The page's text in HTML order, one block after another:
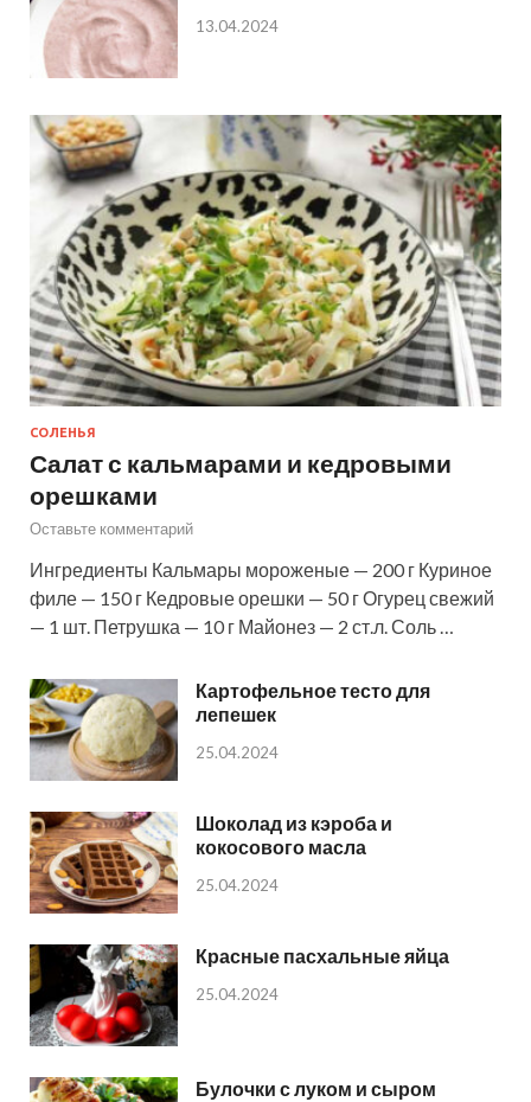
13.04.2024
СОЛЕНЬЯ
Салат с кальмарами и кедровыми
орешками
Оставьте комментарий
Ингредиенты Кальмары мороженые — 200 г Куриное
филе — 150 г Кедровые орешки — 50 г Огурец свежий
— 1 шт. Петрушка — 10 г Майонез — 2 ст.л. Соль …
Картофельное тесто для
лепешек
25.04.2024
Шоколад из кэроба и
кокосового масла
25.04.2024
Красные пасхальные яйца
25.04.2024
Булочки с луком и сыром